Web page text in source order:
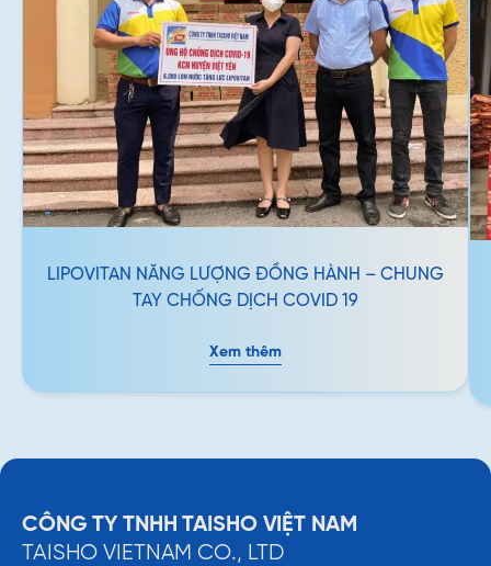
LIPOVITAN NĂNG LƯỢNG ĐỒNG HÀNH – CHUNG
TAY CHỐNG DỊCH COVID 19
Xem thêm
CÔNG TY TNHH TAISHO VIỆT NAM
TAISHO VIETNAM CO., LTD